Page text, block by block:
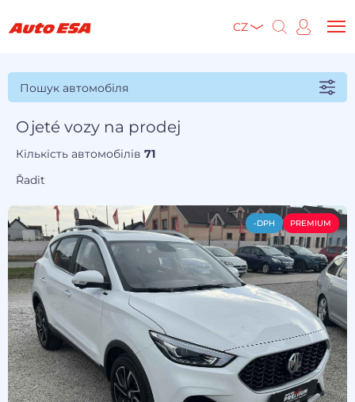
CZ
Пошук автомобіля
Ojeté vozy na prodej
Кількість автомобілів71
Řadit
-DPH PREMIUM